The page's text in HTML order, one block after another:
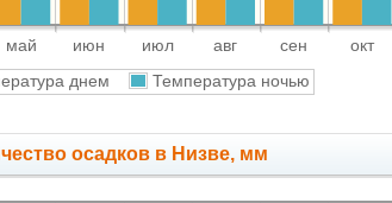
май июн июл авг сен окт
днем Температура ночью
осадков в Низве, мм